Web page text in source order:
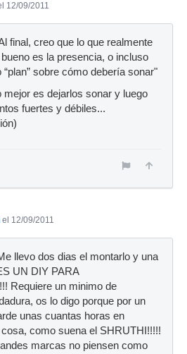
12/09/2011
final, creo que lo que realmente
es la presencia, o incluso
“plan” sobre cómo debería sonar"
mejor es dejarlos sonar y luego
fuertes y débiles...
el 12/09/2011
llevo dos dias el montarlo y una
UN DIY PARA
Requiere un minimo de
os lo digo porque por un
unas cuantas horas en
como suena el SHRUTHI!!!!!
marcas no piensen como